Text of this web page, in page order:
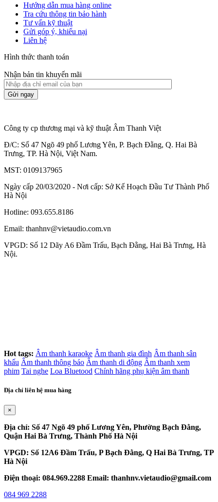
Hướng dẫn mua hàng online
Tra cứu thông tin bảo hành
Tư vấn kỹ thuật
Gửi góp ý, khiếu nại
Liên hệ
Hình thức thanh toán
Nhận bản tin khuyến mãi
Công ty cp thương mại và kỹ thuật Âm Thanh Việt
Đ/C: Số 47 Ngõ 49 phố Lương Yên, P. Bạch Đằng, Q. Hai Bà
Trưng, TP. Hà Nội, Việt Nam.
MST: 0109137965
Ngày cấp 20/03/2020 - Nơi cấp: Sở Kế Hoạch Đầu Tư Thành Phố
Hà Nội
Hotline: 093.655.8186
Email: thanhnv@vietaudio.com.vn
VPGD: Số 12 Dãy A6 Đầm Trấu, Bạch Đằng, Hai Bà Trưng, Hà
Nội.
Hot tags: Âm thanh karaoke Âm thanh gia đình Âm thanh sân
khấu Âm thanh thông báo Âm thanh di động Âm thanh xem
phim Tai nghe Loa Bluetood Chính hãng phụ kiện âm thanh
Địa chỉ liên hệ mua hàng
×
Địa chỉ: Số 47 Ngõ 49 phố Lương Yên, Phường Bạch Đằng,
Quận Hai Bà Trưng, Thành Phố Hà Nội
VPGD: Số 12A6 Đầm Trấu, P Bạch Đằng, Q Hai Bà Trưng, TP
Hà Nội
Điện thoại: 084.969.2288 Email: thanhnv.vietaudio@gmail.com
084 969 2288